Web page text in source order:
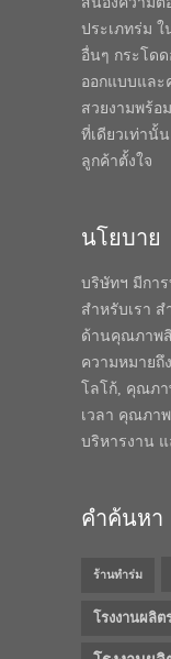
ประเภทร่ม
อื่นๆ กระโดด
ออกแบบและ
สวยงามพร้อ
ที่เดียวเท่านั้
ลูกค้าตั้งใจ
นโยบาย
บริษัทฯ มีกา
สำหรับเรา
ด้านคุณภาพ
ความหมาย
โลโก้, คุณภา
เวลา คุณภา
บริหารงาน
คำค้นหา
ร้านทำร่ม
โรงงานผลิต